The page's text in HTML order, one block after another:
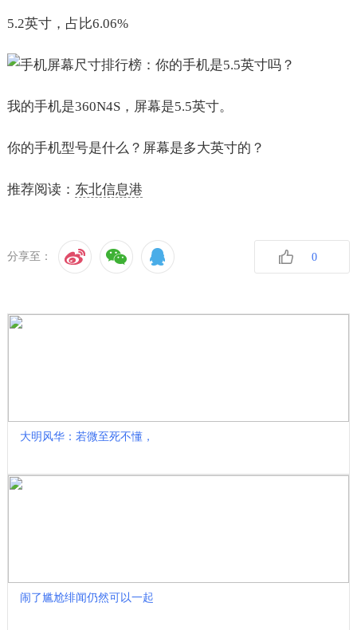
5.2英寸，占比6.06%
我的手机是360N4S，屏幕是5.5英寸。
你的手机型号是什么？屏幕是多大英寸的？
推荐阅读： 东北信息港
分享至： 0
大明风华：若微至死不懂，
闹了尴尬绯闻仍然可以一起